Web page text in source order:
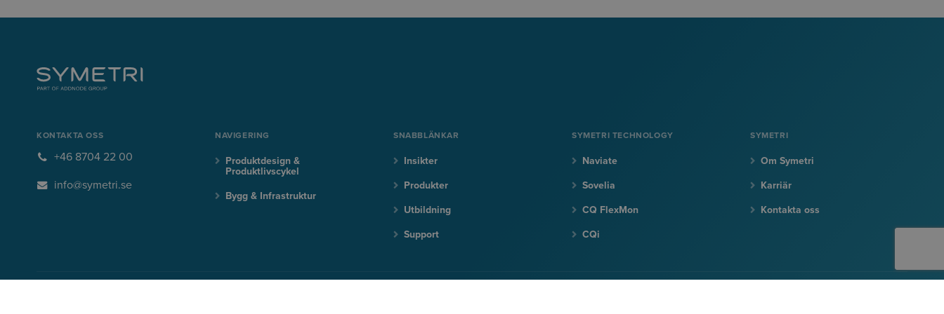
KONTAKTA OSS
+46 8704 22 00
info@symetri.se
NAVIGERING
Produktdesign &
Produktlivscykel
Bygg & Infrastruktur
SNABBLÄNKAR
Insikter
Produkter
Utbildning
Support
SYMETRI TECHNOLOGY
Naviate
Sovelia
CQ FlexMon
CQi
SYMETRI
Om Symetri
Karriär
Kontakta oss